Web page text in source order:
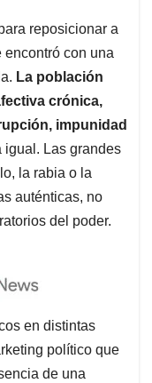
reposicionar a
encontró con una
La población
crónica,
impunidad
igual. Las grandes
la rabia o la
auténticas, no
del poder.
en distintas
político que
de una